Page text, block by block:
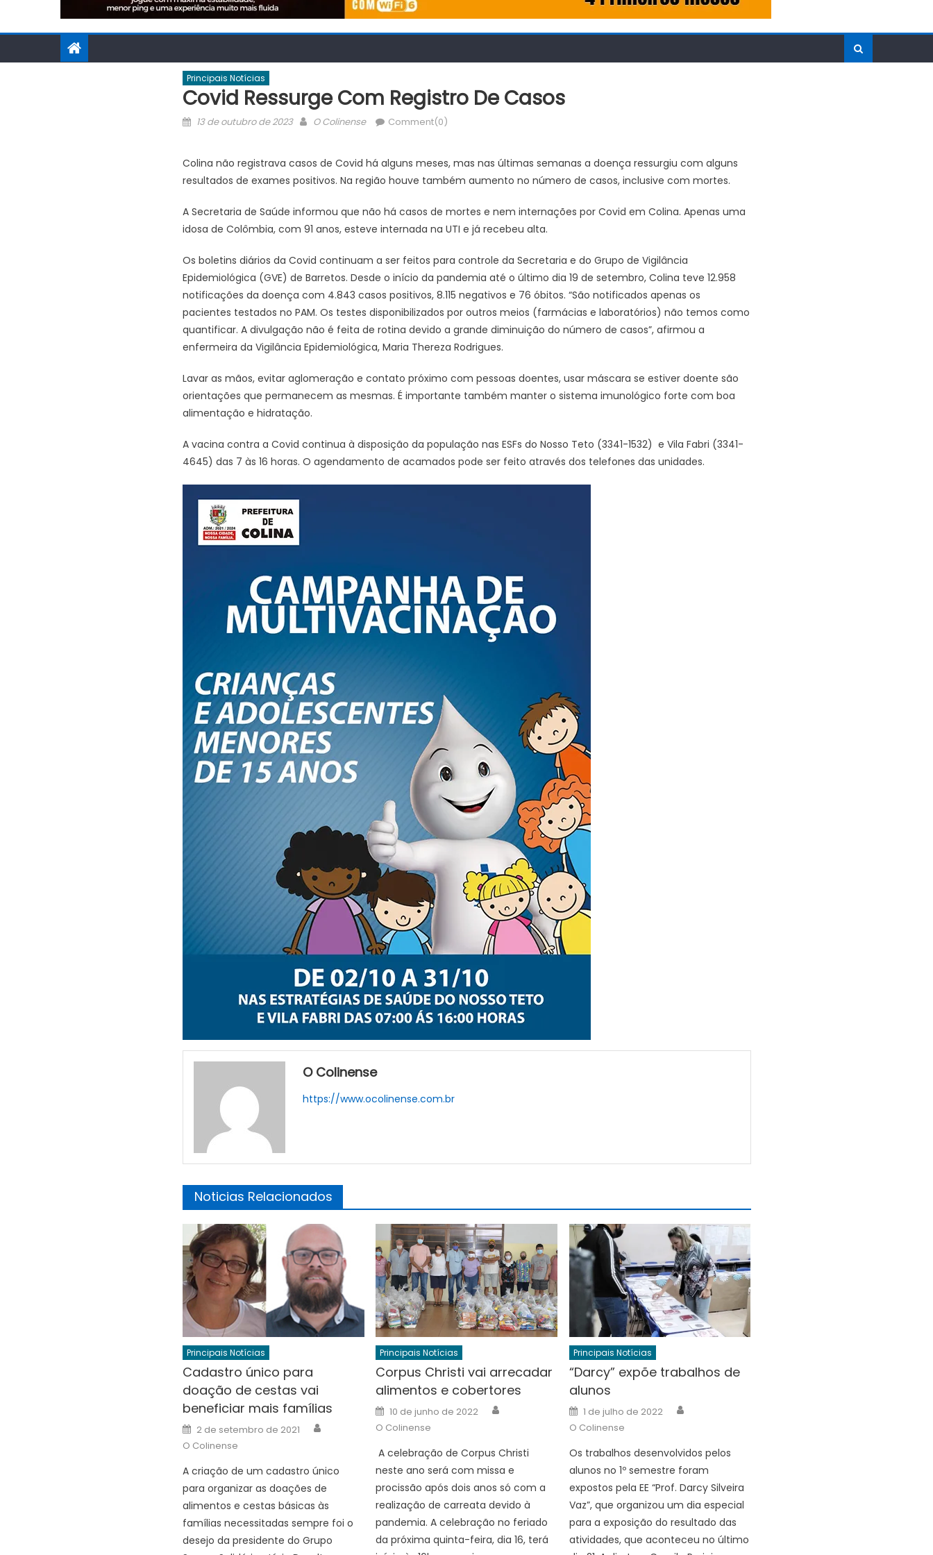
Principais Notícias
Covid Ressurge Com Registro De Casos
Posted
13 de outubro de 2023 Author
O Colinense Comment(0)
Colina não registrava casos de Covid há alguns meses, mas nas últimas semanas a doença ressurgiu com alguns
resultados de exames positivos. Na região houve também aumento no número de casos, inclusive com mortes.
A Secretaria de Saúde informou que não há casos de mortes e nem internações por Covid em Colina. Apenas uma
idosa de Colômbia, com 91 anos, esteve internada na UTI e já recebeu alta.
Os boletins diários da Covid continuam a ser feitos para controle da Secretaria e do Grupo de Vigilância
Epidemiológica (GVE) de Barretos. Desde o início da pandemia até o último dia 19 de setembro, Colina teve 12.958
notificações da doença com 4.843 casos positivos, 8.115 negativos e 76 óbitos. “São notificados apenas os
pacientes testados no PAM. Os testes disponibilizados por outros meios (farmácias e laboratórios) não temos como
quantificar. A divulgação não é feita de rotina devido a grande diminuição do número de casos”, afirmou a
enfermeira da Vigilância Epidemiológica, Maria Thereza Rodrigues.
Lavar as mãos, evitar aglomeração e contato próximo com pessoas doentes, usar máscara se estiver doente são
orientações que permanecem as mesmas. É importante também manter o sistema imunológico forte com boa
alimentação e hidratação.
A vacina contra a Covid continua à disposição da população nas ESFs do Nosso Teto (3341-1532) e Vila Fabri (3341-
4645) das 7 às 16 horas. O agendamento de acamados pode ser feito através dos telefones das unidades.
O Colinense
https://www.ocolinense.com.br
Noticias Relacionados
Principais Notícias
Cadastro único para
doação de cestas vai
beneficiar mais famílias
Posted
on
2 de setembro de 2021
O Colinense
A criação de um cadastro único
para organizar as doações de
alimentos e cestas básicas às
famílias necessitadas sempre foi o
desejo da presidente do Grupo
Principais Notícias
Corpus Christi vai arrecadar
alimentos e cobertores
Posted
on
10 de junho de 2022
O Colinense
A celebração de Corpus Christi
neste ano será com missa e
procissão após dois anos só com a
realização de carreata devido à
pandemia. A celebração no feriado
da próxima quinta-feira, dia 16, terá
Principais Notícias
“Darcy” expõe trabalhos de
alunos
Posted
on
1 de julho de 2022
O Colinense
Os trabalhos desenvolvidos pelos
alunos no 1º semestre foram
expostos pela EE “Prof. Darcy Silveira
Vaz”, que organizou um dia especial
para a exposição do resultado das
atividades, que aconteceu no último